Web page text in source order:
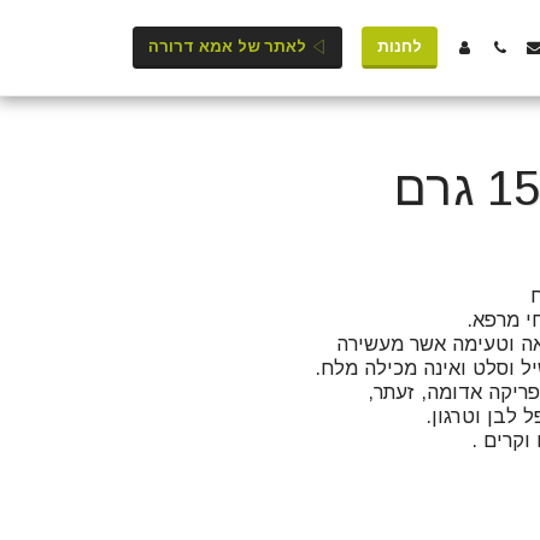
לחנות לאתר של אמא דרורה